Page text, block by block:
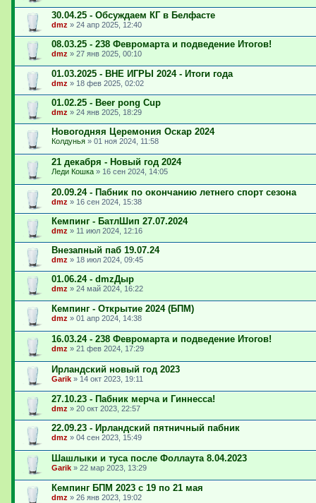
30.04.25 - Обсуждаем КГ в Белфасте
dmz » 24 апр 2025, 12:40
08.03.25 - 238 Февромарта и подведение Итогов!
dmz » 27 янв 2025, 00:10
01.03.2025 - ВНЕ ИГРЫ 2024 - Итоги года
dmz » 18 фев 2025, 02:02
01.02.25 - Beer pong Cup
dmz » 24 янв 2025, 18:29
Новогодняя Церемония Оскар 2024
Колдунья » 01 ноя 2024, 11:58
21 декабря - Новый год 2024
Леди Кошка » 16 сен 2024, 14:05
20.09.24 - Пабник по окончанию летнего спорт сезона
dmz » 16 сен 2024, 15:38
Кемпинг - БатлШип 27.07.2024
dmz » 11 июл 2024, 12:16
Внезапный паб 19.07.24
dmz » 18 июл 2024, 09:45
01.06.24 - dmzДыр
dmz » 24 май 2024, 16:22
Кемпинг - Открытие 2024 (БПМ)
dmz » 01 апр 2024, 14:38
16.03.24 - 238 Февромарта и подведение Итогов!
dmz » 21 фев 2024, 17:29
Ирландский новый год 2023
Garik » 14 окт 2023, 19:11
27.10.23 - Пабник мерча и Гиннесса!
dmz » 20 окт 2023, 22:57
22.09.23 - Ирландский пятничный пабник
dmz » 04 сен 2023, 15:49
Шашлыки и туса после Фоллаута 8.04.2023
Garik » 22 мар 2023, 13:29
Кемпинг БПМ 2023 с 19 по 21 мая
dmz » 26 янв 2023, 19:02